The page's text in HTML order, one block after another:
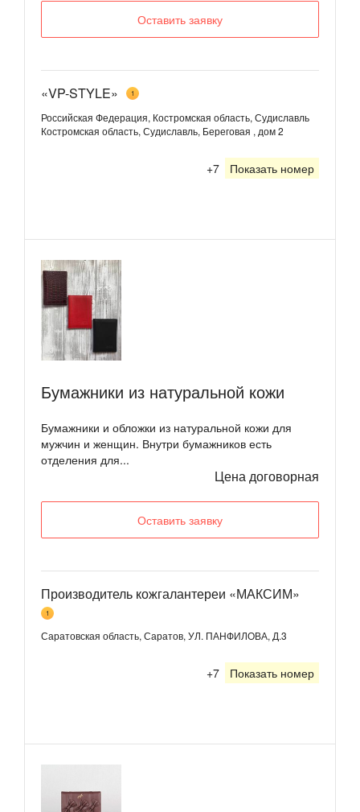
Оставить заявку
«VP-STYLE» 1
Российская Федерация, Костромская область, Судиславль
Костромская область, Судиславль, Береговая , дом 2
+7 Показать номер
Бумажники из натуральной кожи
Бумажники и обложки из натуральной кожи для
мужчин и женщин. Внутри бумажников есть
отделения для...
Цена договорная
Оставить заявку
Производитель кожгалантереи «МАКСИМ»
1
Саратовская область, Саратов, УЛ. ПАНФИЛОВА, Д.3
+7 Показать номер